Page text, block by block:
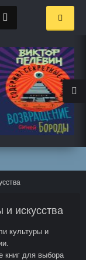
и искусства
культуры и
книг для выбора